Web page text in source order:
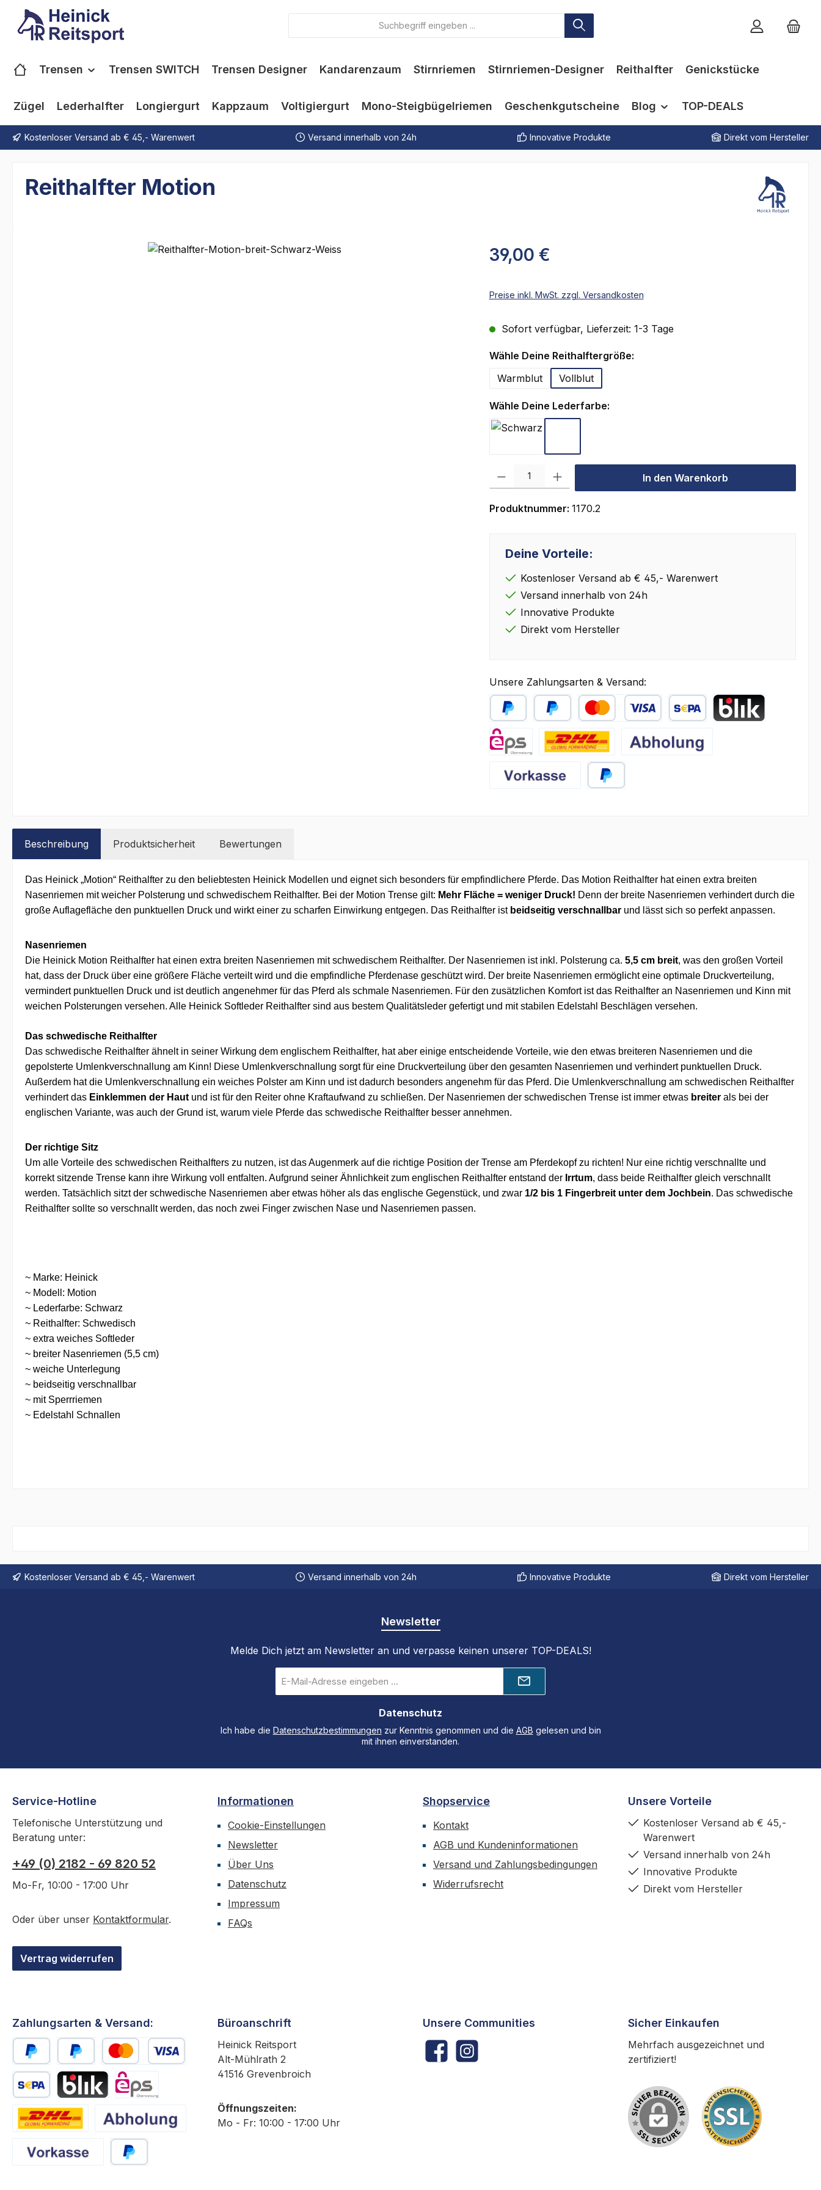
Hauptinhalt springen
Zur Suche springen
Zur Hauptnavigation springen
Trensen Trensen SWITCH Trensen Designer Kandarenzaum Stirnriemen Stirnriemen-Designer Reithalfter Genickstücke
Zügel Lederhalfter Longiergurt Kappzaum Voltigiergurt Mono-Steigbügelriemen Geschenkgutscheine Blog TOP-DEALS
Kostenloser Versand ab € 45,- Warenwert Versand innerhalb von 24h Innovative Produkte Direkt vom Hersteller
Reithalfter Motion
39,00 €
Preise inkl. MwSt. zzgl. Versandkosten
Sofort verfügbar, Lieferzeit: 1-3 Tage
Wähle Deine Reithalftergröße:auswählen
Warmblut
Vollblut
Wähle Deine Lederfarbe:auswählen
Produkt Anzahl: Gib den gewünschten Wert ein oder benutze die Schaltflächen
In den Warenkorb
Produktnummer: 1170.2
Deine Vorteile:
Kostenloser Versand ab € 45,- Warenwert
Versand innerhalb von 24h
Innovative Produkte
Direkt vom Hersteller
Unsere Zahlungsarten & Versand:
PayPal Später BezahlenKredit- oder Debitkarte
Abholung
Beschreibung Produktsicherheit Bewertungen
Das Heinick „Motion“ Reithalfter zu den beliebtesten Heinick Modellen und eignet sich besonders für empfindlichere Pferde. Das Motion Reithalfter hat einen extra breiten
Nasenriemen mit weicher Polsterung und schwedischem Reithalfter. Bei der Motion Trense gilt: Mehr Fläche = weniger Druck! Denn der breite Nasenriemen verhindert durch die
große Auflagefläche den punktuellen Druck und wirkt einer zu scharfen Einwirkung entgegen. Das Reithalfter ist beidseitig verschnallbar und lässt sich so perfekt anpassen.
Nasenriemen
Die Heinick Motion Reithalfter hat einen extra breiten Nasenriemen mit schwedischem Reithalfter. Der Nasenriemen ist inkl. Polsterung ca. 5,5 cm breit, was den großen Vorteil
hat, dass der Druck über eine größere Fläche verteilt wird und die empfindliche Pferdenase geschützt wird. Der breite Nasenriemen ermöglicht eine optimale Druckverteilung,
vermindert punktuellen Druck und ist deutlich angenehmer für das Pferd als schmale Nasenriemen. Für den zusätzlichen Komfort ist das Reithalfter an Nasenriemen und Kinn mit
weichen Polsterungen versehen. Alle Heinick Softleder Reithalfter sind aus bestem Qualitätsleder gefertigt und mit stabilen Edelstahl Beschlägen versehen.
Das schwedische Reithalfter
Das schwedische Reithalfter ähnelt in seiner Wirkung dem englischem Reithalfter, hat aber einige entscheidende Vorteile, wie den etwas breiteren Nasenriemen und die
gepolsterte Umlenkverschnallung am Kinn! Diese Umlenkverschnallung sorgt für eine Druckverteilung über den gesamten Nasenriemen und verhindert punktuellen Druck.
Außerdem hat die Umlenkverschnallung ein weiches Polster am Kinn und ist dadurch besonders angenehm für das Pferd. Die Umlenkverschnallung am schwedischen Reithalfter
verhindert das Einklemmen der Haut und ist für den Reiter ohne Kraftaufwand zu schließen. Der Nasenriemen der schwedischen Trense ist immer etwas breiter als bei der
englischen Variante, was auch der Grund ist, warum viele Pferde das schwedische Reithalfter besser annehmen.
Der richtige Sitz
Um alle Vorteile des schwedischen Reithalfters zu nutzen, ist das Augenmerk auf die richtige Position der Trense am Pferdekopf zu richten! Nur eine richtig verschnallte und
korrekt sitzende Trense kann ihre Wirkung voll entfalten. Aufgrund seiner Ähnlichkeit zum englischen Reithalfter entstand der Irrtum, dass beide Reithalfter gleich verschnallt
werden. Tatsächlich sitzt der schwedische Nasenriemen aber etwas höher als das englische Gegenstück, und zwar 1/2 bis 1 Fingerbreit unter dem Jochbein. Das schwedische
Reithalfter sollte so verschnallt werden, das noch zwei Finger zwischen Nase und Nasenriemen passen.
~ Marke: Heinick
~ Modell: Motion
~ Lederfarbe: Schwarz
~ Reithalfter: Schwedisch
~ extra weiches Softleder
~ breiter Nasenriemen (5,5 cm)
~ weiche Unterlegung
~ beidseitig verschnallbar
~ mit Sperrriemen
~ Edelstahl Schnallen
Kostenloser Versand ab € 45,- Warenwert Versand innerhalb von 24h Innovative Produkte Direkt vom Hersteller
Newsletter
Melde Dich jetzt am Newsletter an und verpasse keinen unserer TOP-DEALS!
Mail-
Datenschutz
Ich habe die Datenschutzbestimmungen zur Kenntnis genommen und die AGB gelesen und bin
mit ihnen einverstanden.
Service-Hotline
Telefonische Unterstützung und
Beratung unter:
+49 (0) 2182 - 69 820 52
Mo-Fr, 10:00 - 17:00 Uhr
Oder über unser Kontaktformular.
Vertrag widerrufen
Informationen
Cookie-Einstellungen
Newsletter
Über Uns
Datenschutz
Impressum
FAQs
Shopservice
Kontakt
AGB und Kundeninformationen
Versand und Zahlungsbedingungen
Widerrufsrecht
Unsere Vorteile
Kostenloser Versand ab € 45,-
Warenwert
Versand innerhalb von 24h
Innovative Produkte
Direkt vom Hersteller
Unsere Communities
FacebookInstagram
Zahlungsarten & Versand:
PayPal Später BezahlenKredit- oder Debitkarte
SEPA Lastschrift
BLIK
Abholung
Büroanschrift
Heinick Reitsport
Alt-Mühlrath 2
41516 Grevenbroich
Öffnungszeiten:
Mo - Fr: 10:00 - 17:00 Uhr
Sicher Einkaufen
Mehrfach ausgezeichnet und
zertifiziert!